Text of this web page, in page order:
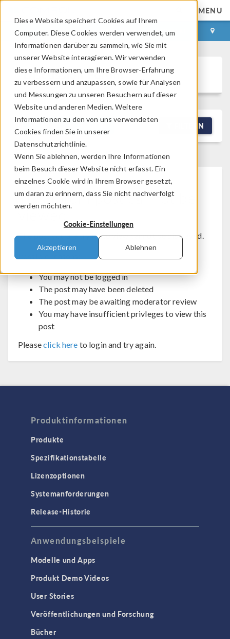
Diese Website speichert Cookies auf Ihrem
Computer. Diese Cookies werden verwendet, um
Informationen darüber zu sammeln, wie Sie mit
unserer Website interagieren. Wir verwenden
diese Informationen, um Ihre Browser-Erfahrung
zu verbessern und anzupassen, sowie für Analysen
und Messungen zu unseren Besuchern auf dieser
Website und anderen Medien. Weitere
Informationen zu den von uns verwendeten
Cookies finden Sie in unserer
Datenschutzrichtlinie.
Wenn Sie ablehnen, werden Ihre Informationen
beim Besuch dieser Website nicht erfasst. Ein
einzelnes Cookie wird in Ihrem Browser gesetzt,
um daran zu erinnern, dass Sie nicht nachverfolgt
werden möchten.
Cookie-Einstellungen
Akzeptieren Ablehnen
MENU
ANMELDEN KONTAKT
Discussion Forum
FILTERN
This forum post cannot be
viewed
The post you are trying to view cannot be displayed.
You may not be logged in
The post may have been deleted
The post may be awaiting moderator review
You may have insufficient privleges to view this
post
Pleaseclick here to login and try again.
Produktinformationen
Produkte
Spezifikationstabelle
Lizenzoptionen
Systemanforderungen
Release-Historie
Anwendungsbeispiele
Modelle und Apps
Produkt Demo Videos
User Stories
Veröffentlichungen und Forschung
Bücher